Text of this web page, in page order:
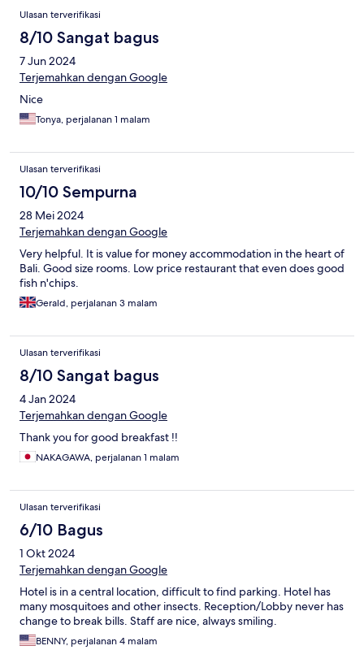
Ulasan terverifikasi
8/10 Sangat bagus
7 Jun 2024
Terjemahkan dengan Google
Nice
Tonya, perjalanan 1 malam
Ulasan terverifikasi
10/10 Sempurna
28 Mei 2024
Terjemahkan dengan Google
Very helpful. It is value for money accommodation in the heart of
Bali. Good size rooms. Low price restaurant that even does good
fish n'chips.
Gerald, perjalanan 3 malam
Ulasan terverifikasi
8/10 Sangat bagus
4 Jan 2024
Terjemahkan dengan Google
Thank you for good breakfast !!
NAKAGAWA, perjalanan 1 malam
Ulasan terverifikasi
6/10 Bagus
1 Okt 2024
Terjemahkan dengan Google
Hotel is in a central location, difficult to find parking. Hotel has
many mosquitoes and other insects. Reception/Lobby never has
change to break bills. Staff are nice, always smiling.
BENNY, perjalanan 4 malam